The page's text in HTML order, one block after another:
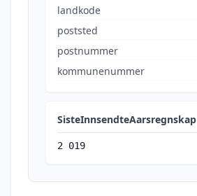
landkode
poststed
postnummer
kommunenummer
SisteInnsendteAarsregnskap
2 019